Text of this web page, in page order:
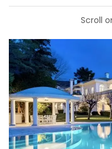
Scroll